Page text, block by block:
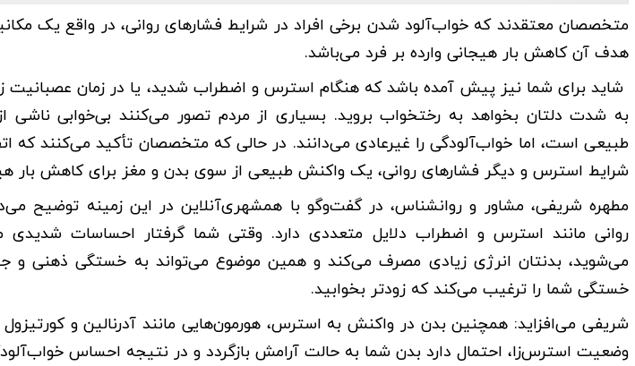
متخصصان معتقدند که خواب‌آلود شدن برخی افراد در شرایط فشارهای روانی، در واقع یک
هدف آن کاهش بار هیجانی وارده بر فرد می‌باشد.
شاید برای شما نیز پیش آمده باشد که هنگام استرس و اضطراب شدید، یا در زمان عصبانیت
به شدت دلتان بخواهد به رختخواب بروید. بسیاری از مردم تصور می‌کنند بی‌خوابی ناشی
طبیعی است، اما خواب‌آلودگی را غیرعادی می‌دانند. در حالی که متخصصان تأکید می‌کنند که
شرایط استرس و دیگر فشارهای روانی، یک واکنش طبیعی از سوی بدن و مغز برای کاهش
مطهره شریفی، مشاور و روانشناس، در گفت‌وگو با همشهری‌آنلاین در این زمینه توضیح
روانی مانند استرس و اضطراب دلایل متعددی دارد. وقتی شما گرفتار احساسات
می‌شوید، بدنتان انرژی زیادی مصرف می‌کند و همین موضوع می‌تواند به خستگی ذهنی و
خستگی شما را ترغیب می‌کند که زودتر بخوابید.
شریفی می‌افزاید: همچنین بدن در واکنش به استرس، هورمون‌هایی مانند آدرنالین و
وضعیت استرس‌زا، احتمال دارد بدن شما به حالت آرامش بازگردد و در نتیجه احساس